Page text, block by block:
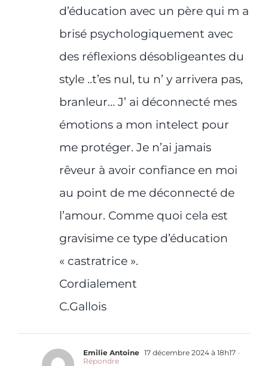
d’éducation avec un père qui m a
brisé psychologiquement avec
des réflexions désobligeantes du
style ..t’es nul, tu n’ y arrivera pas,
branleur… J’ ai déconnecté mes
émotions a mon intelect pour
me protéger. Je n’ai jamais
rêveur à avoir confiance en moi
au point de me déconnecté de
l’amour. Comme quoi cela est
gravisime ce type d’éducation
« castratrice ».
Cordialement
C.Gallois
Emilie Antoine 17 décembre 2024 à 18h17 -
Répondre